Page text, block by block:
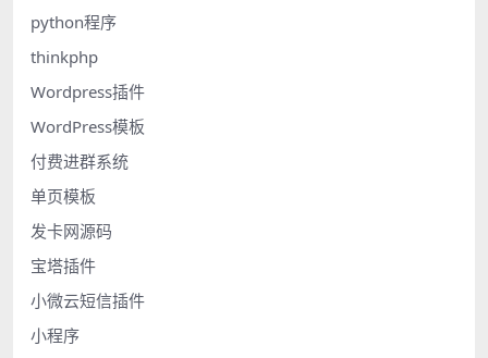
python程序
thinkphp
Wordpress插件
WordPress模板
付费进群系统
单页模板
发卡网源码
宝塔插件
小微云短信插件
小程序